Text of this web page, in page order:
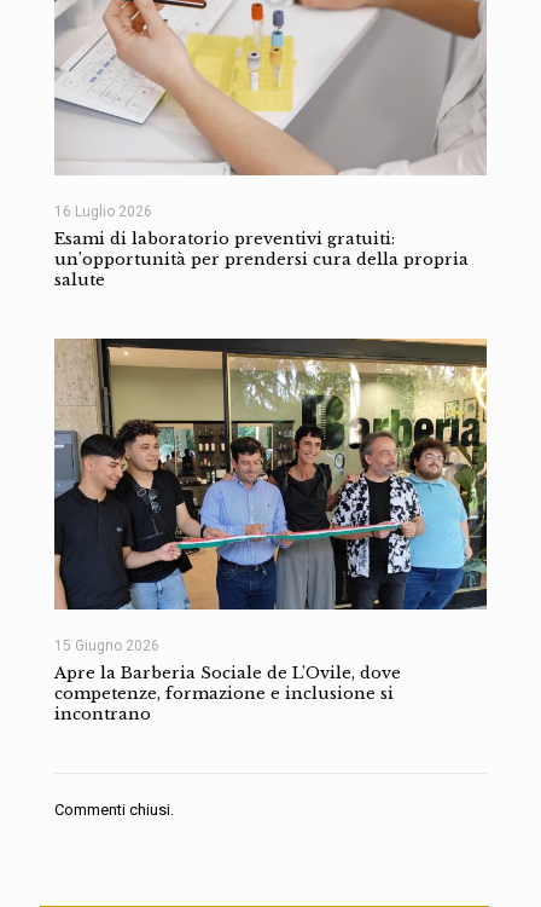
16 Luglio 2026
Esami di laboratorio preventivi gratuiti:
un’opportunità per prendersi cura della propria
salute
15 Giugno 2026
Apre la Barberia Sociale de L’Ovile, dove
competenze, formazione e inclusione si
incontrano
Commenti chiusi.